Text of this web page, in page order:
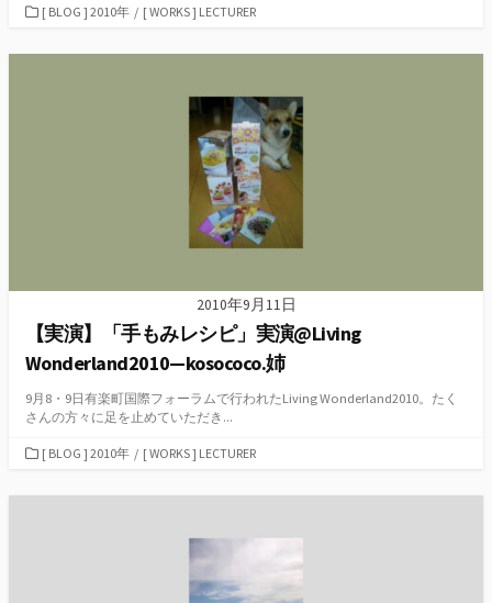
カ
ゴ
[ BLOG ] 2010年 / [ WORKS ] LECTURER
2010年9月11日
【実演】「手もみレシピ」実演@Living
Wonderland2010—kosococo.姉
9月8・9日有楽町国際フォーラムで行われたLiving Wonderland2010。たく
さんの方々に足を止めていただき...
カ
ゴ
[ BLOG ] 2010年 / [ WORKS ] LECTURER